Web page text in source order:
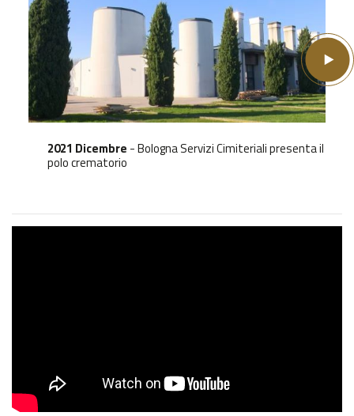
2021 Dicembre - Bologna Servizi Cimiteriali presenta il
polo crematorio